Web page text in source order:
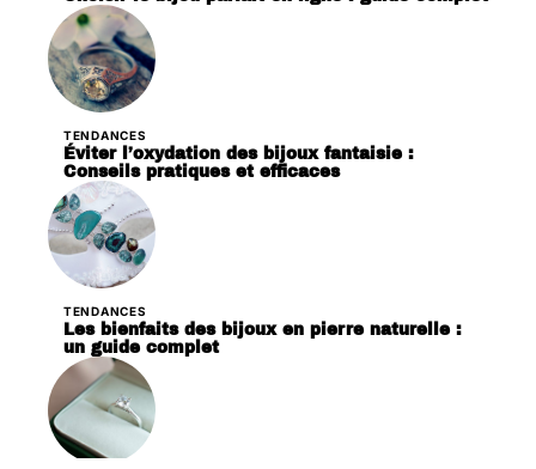
TENDANCES
Éviter l’oxydation des bijoux fantaisie :
Conseils pratiques et efficaces
TENDANCES
Les bienfaits des bijoux en pierre naturelle :
un guide complet